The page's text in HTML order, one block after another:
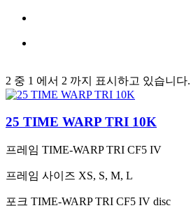
2 중 1 에서 2 까지 표시하고 있습니다.
25 TIME WARP TRI 10K
프레임 TIME-WARP TRI CF5 IV
프레임 사이즈 XS, S, M, L
포크 TIME-WARP TRI CF5 IV disc